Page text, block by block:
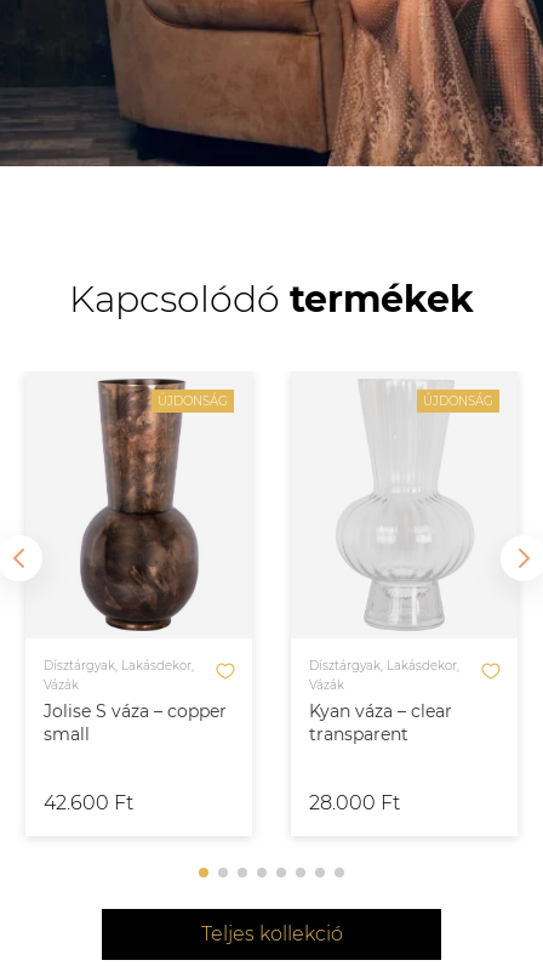
Kapcsolódó termékek
ÚJDONSÁG
Jolise S váza – copper
small
Dísztárgyak, Lakásdekor,
Vázák
42.600 Ft
ÚJDONSÁG
Kyan váza – clear
transparent
Dísztárgyak, Lakásdekor,
Vázák
28.000 Ft
Teljes kollekció